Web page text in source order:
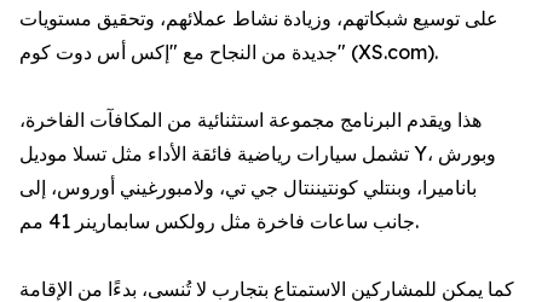
على توسيع شبكاتهم، وزيادة نشاط عملائهم، وتحقيق مستويات
جديدة من النجاح مع "إكس أس دوت كوم" (XS.com).
هذا ويقدم البرنامج مجموعة استثنائية من المكافآت الفاخرة،
تشمل سيارات رياضية فائقة الأداء مثل تسلا موديل Y، وبورش
باناميرا، وبنتلي كونتيننتال جي تي، ولامبورغيني أوروس، إلى
جانب ساعات فاخرة مثل رولكس سابمارينر 41 مم.
كما يمكن للمشاركين الاستمتاع بتجارب لا تُنسى، بدءًا من الإقامة